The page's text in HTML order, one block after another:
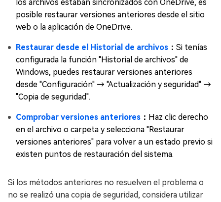
los archivos estaban sincronizados con OneDrive, es
posible restaurar versiones anteriores desde el sitio
web o la aplicación de OneDrive.
Restaurar desde el Historial de archivos ： Si tenías
configurada la función "Historial de archivos" de
Windows, puedes restaurar versiones anteriores
desde "Configuración" → "Actualización y seguridad" →
"Copia de seguridad".
Comprobar versiones anteriores ： Haz clic derecho
en el archivo o carpeta y selecciona "Restaurar
versiones anteriores" para volver a un estado previo si
existen puntos de restauración del sistema.
Si los métodos anteriores no resuelven el problema o
no se realizó una copia de seguridad, considera utilizar